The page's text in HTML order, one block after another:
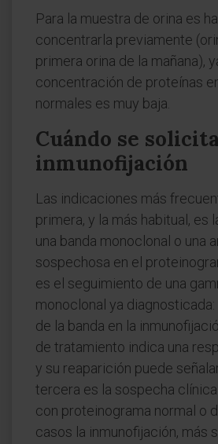
Para la muestra de orina es
concentrarla previamente
primera orina de la mañana),
concentración de proteínas
normales es muy baja.
Cuándo se
inmunofijación
Las indicaciones más
primera, y la más habitual, es
una banda monoclonal o una
sospechosa en el
es el seguimiento de una
monoclonal ya
de la banda en la
de tratamiento indica una
y su reaparición puede
tercera es la sospecha
con proteinograma normal o
casos la inmunofijación, más